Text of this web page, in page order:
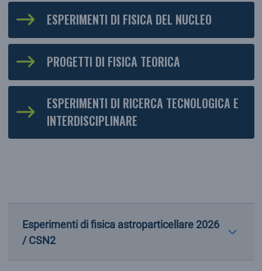
ESPERIMENTI DI FISICA DEL NUCLEO
PROGETTI DI FISICA TEORICA
ESPERIMENTI DI RICERCA TECNOLOGICA E
INTERDISCIPLINARE
Esperimenti di fisica astroparticellare 2026
/ CSN2